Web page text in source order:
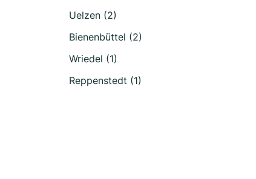
Uelzen (2)
Bienenbüttel (2)
Wriedel (1)
Reppenstedt (1)